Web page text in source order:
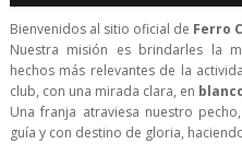
Bienvenidos al sitio oficial de Ferro
Nuestra misión es brindarles la
hechos más relevantes de la
club, con una mirada clara, en
Una franja atraviesa nuestro
guía y con destino de gloria,